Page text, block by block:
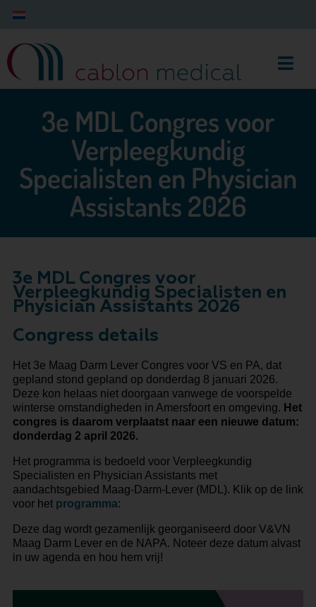
3e MDL Congres voor
Verpleegkundig
Specialisten en Physician
Assistants 2026
3e MDL Congres voor
Verpleegkundig Specialisten en
Physician Assistants 2026
Congress details
Het 3e Maag Darm Lever Congres voor VS en PA, dat
gepland stond gepland op donderdag 8 januari 2026.
Deze kon helaas niet doorgaan vanwege de voorspelde
winterse omstandigheden in Amersfoort en omgeving. Het
congres is daarom verplaatst naar een nieuwe datum:
donderdag 2 april 2026.
Het programma is bedoeld voor Verpleegkundig
Specialisten en Physician Assistants met
aandachtsgebied Maag-Darm-Lever (MDL). Klik op de link
voor het programma:
Deze dag wordt gezamenlijk georganiseerd door V&VN
Maag Darm Lever en de NAPA. Noteer deze datum alvast
in uw agenda en hou hem vrij!